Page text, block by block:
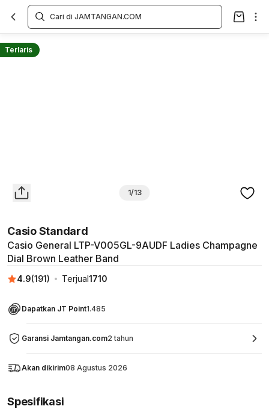
Terlaris
1/13
Casio Standard
Casio General LTP-V005GL-9AUDF Ladies Champagne
Dial Brown Leather Band
4.9(191) Terjual1710
Dapatkan JT Point1.485
Garansi Jamtangan.com2 tahun
Akan dikirim08 Agustus 2026
Overview
Spesifikasi